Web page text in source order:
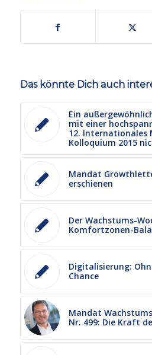
Das könnte Dich auch
Ein
mit einer
12. Internationales
Kolloquium 2015
Mandat
erschienen
Der Wachstums-
Komfortzonen-
Digitalisierung:
Chance
Mandat
Nr. 499: Die Kraft